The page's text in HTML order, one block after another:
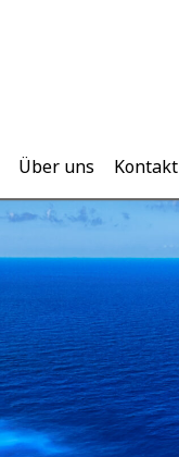
Über uns Kontakt